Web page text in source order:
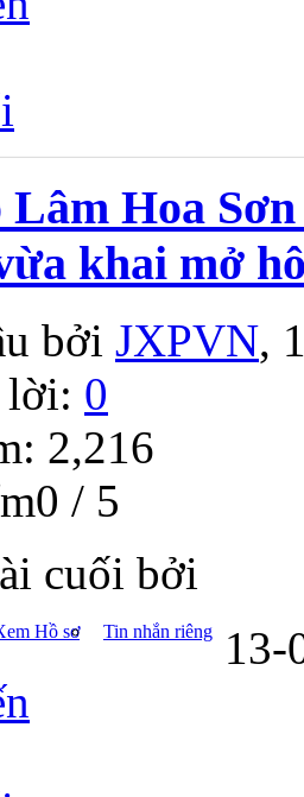
Lâm Hoa
khai mở
bởi JXPVN,
lời: 0
2,216
/ 5
cuối bởi
Hồ sơ
Tin nhắn riêng